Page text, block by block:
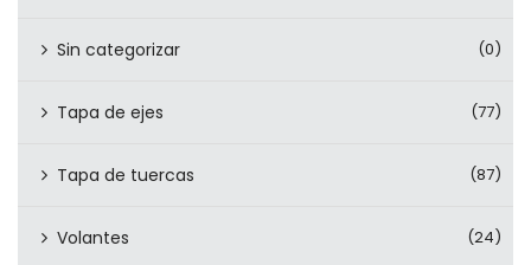
Sin categorizar (0)
Tapa de ejes (77)
Tapa de tuercas (87)
Volantes (24)